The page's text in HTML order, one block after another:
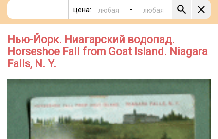
цена: -
Нью-Йорк. Ниагарский водопад.
Horseshoe Fall from Goat Island. Niagara
Falls, N. Y.